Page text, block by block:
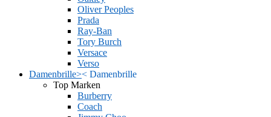
Oliver Peoples
Prada
Ray-Ban
Tory Burch
Versace
Verso
Damenbrille>< Damenbrille
Top Marken
Burberry
Coach